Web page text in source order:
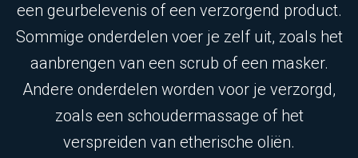
een geurbelevenis of een verzorgend product.
Sommige onderdelen voer je zelf uit, zoals het
aanbrengen van een scrub of een masker.
Andere onderdelen worden voor je verzorgd,
zoals een schoudermassage of het
verspreiden van etherische oliën.